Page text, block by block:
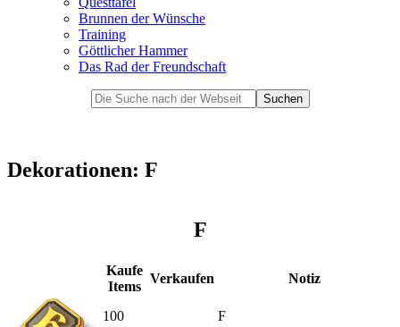
Brunnen der Wünsche
Training
Göttlicher Hammer
Das Rad der Freundschaft
Dekorationen: F
F
Kaufe
Items
Verkaufen Notiz
100
F